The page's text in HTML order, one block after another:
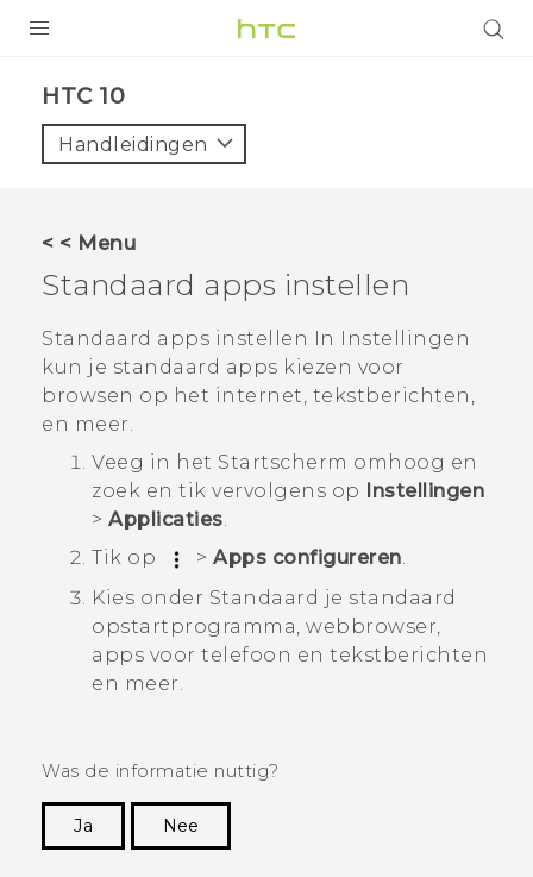
VIVE
HTC Club
SUPPORT
HTC-apparaten & -accessoires
VIVERSE
HTC 10‎
Handleidingen
< < Menu
Standaard apps instellen
Standaard apps instellen In Instellingen
kun je standaard apps kiezen voor
browsen op het internet, tekstberichten,
en meer.
Veeg in het Startscherm omhoog en
zoek en tik vervolgens op
Instellingen
> Applicaties.
Tik op
> Apps configureren.
Kies onder Standaard je standaard
opstartprogramma, webbrowser,
apps voor telefoon en tekstberichten
en meer.
Was de informatie nuttig?
Ja
Nee